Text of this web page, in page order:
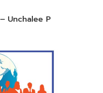
Unchalee P